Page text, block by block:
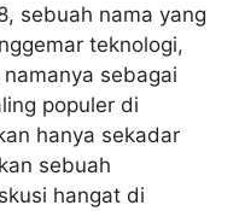
sebuah nama yang
teknologi,
sebagai
populer di
hanya sekadar
sebuah
hangat di